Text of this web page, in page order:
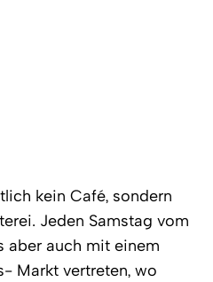
kein Café, sondern
Jeden Samstag vom
aber auch mit einem
Markt vertreten, wo